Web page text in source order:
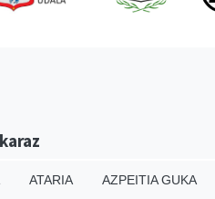
ATARIA AZPEITIA GUKA